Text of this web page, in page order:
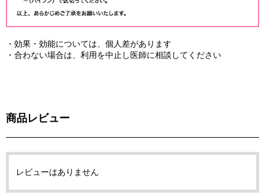
・効果・効能については、個人差があります
・合わない場合は、利用を中止し医師に相談してください
商品レビュー
レビューはありません